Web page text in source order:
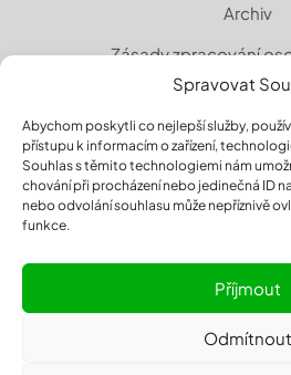
Spravovat
Abychom poskytli co nejlepší služby,
přístupu k informacím o zařízení,
Souhlas s těmito technologiemi nám
chování při procházení nebo jedinečná ID
nebo odvolání souhlasu může nepříznivě
funkce.
Příjmout
Odmítnout
Archiv
Zásady zpracování
Zásady cookies